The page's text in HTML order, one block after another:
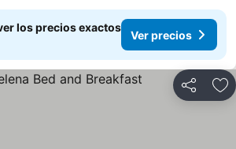
los precios exactos
Ver precios
Compartir